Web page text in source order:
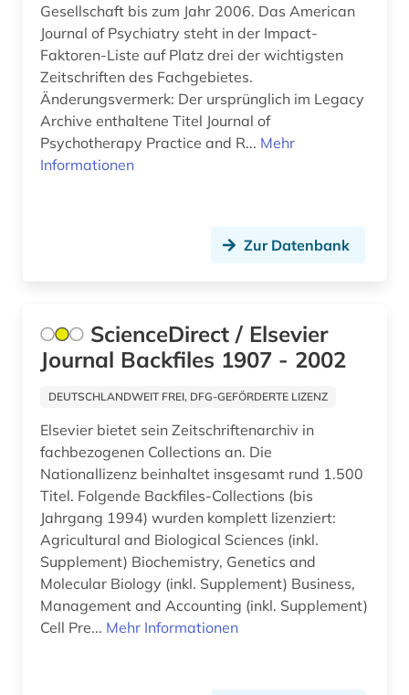
dokumentenserver (5)
dokumentlieferung (1)
drehflügelflugzeug (1)
drittes reich (1)
dänisch-hallesche mission in tranquebar (1)
earnings calls transkripte (1)
einzelhandel (1)
elektrochemie (1)
elektronik (2)
elektronische zeitschrift (65)
elektronische zeitschrift zeitschriftenaufsatz
(1)
elektronisches buch (14)
elektronisches publizieren (2)
elektrooptik (1)
Gesellschaft bis zum Jahr 2006. Das American
Journal of Psychiatry steht in der Impact-
Faktoren-Liste auf Platz drei der wichtigsten
Zeitschriften des Fachgebietes.
Änderungsvermerk: Der ursprünglich im Legacy
Archive enthaltene Titel Journal of
Psychotherapy Practice and R... Mehr
Informationen
Zur Datenbank
ScienceDirect / Elsevier
Journal Backfiles 1907 - 2002
DEUTSCHLANDWEIT FREI, DFG-GEFÖRDERTE LIZENZ
Elsevier bietet sein Zeitschriftenarchiv in
fachbezogenen Collections an. Die
Nationallizenz beinhaltet insgesamt rund 1.500
Titel. Folgende Backfiles-Collections (bis
Jahrgang 1994) wurden komplett lizenziert:
Agricultural and Biological Sciences (inkl.
Supplement) Biochemistry, Genetics and
Molecular Biology (inkl. Supplement) Business,
Management and Accounting (inkl. Supplement)
Cell Pre... Mehr Informationen